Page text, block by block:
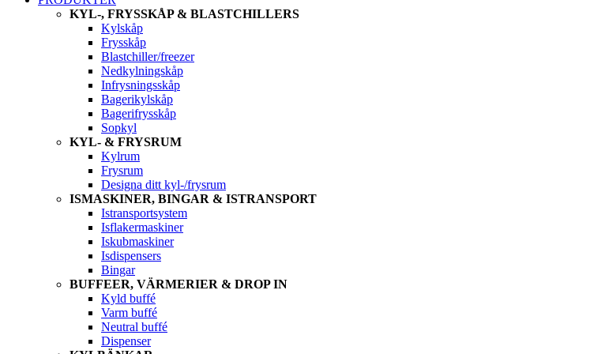
KYL-, FRYSSKÅP & BLASTCHILLERS
Kylskåp
Frysskåp
Blastchiller/freezer
Nedkylningskåp
Infrysningsskåp
Bagerikylskåp
Bagerifrysskåp
Sopkyl
KYL- & FRYSRUM
Kylrum
Frysrum
Designa ditt kyl-/frysrum
ISMASKINER, BINGAR & ISTRANSPORT
Istransportsystem
Isflakermaskiner
Iskubmaskiner
Isdispensers
Bingar
BUFFEER, VÄRMERIER & DROP IN
Kyld buffé
Varm buffé
Neutral buffé
Dispenser